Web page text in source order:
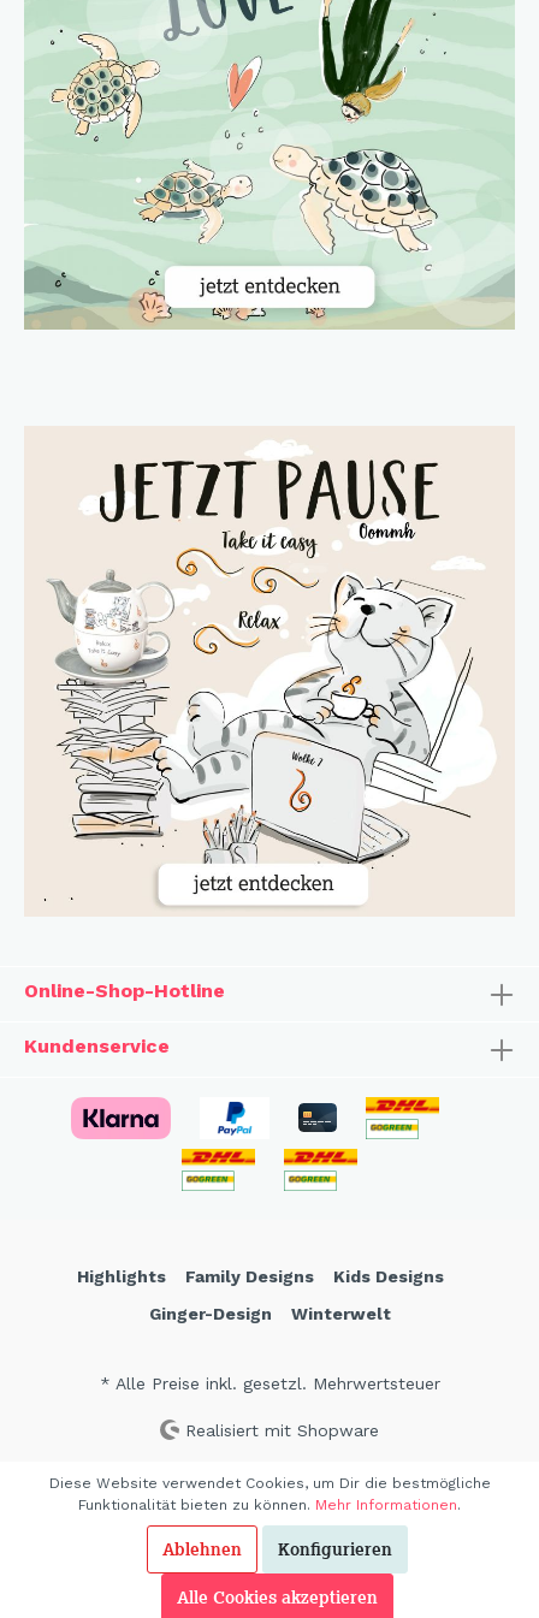
Online-Shop-Hotline
Kundenservice
Highlights Family Designs
Kids Designs
Ginger-Design
Winterwelt
* Alle Preise inkl. gesetzl. Mehrwertsteuer
Realisiert mit Shopware
Diese Website verwendet Cookies, um Dir die bestmögliche
Funktionalität bieten zu können. Mehr Informationen.
Ablehnen
Konfigurieren
Alle Cookies akzeptieren